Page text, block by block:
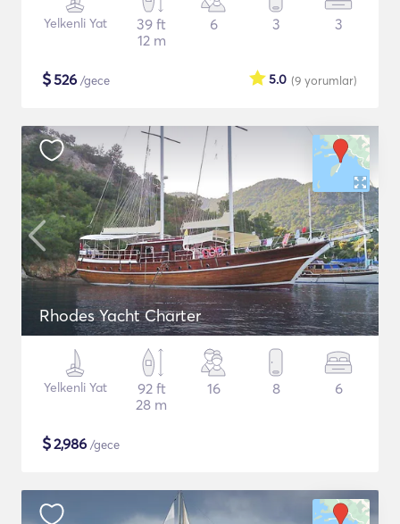
Yelkenli Yat
39 ft
12 m
6 3 3
$526 /gece (9 yorumlar)
5.0
Rhodes Yacht Charter
Yelkenli Yat
92 ft
28 m
16 8 6
$2,986 /gece